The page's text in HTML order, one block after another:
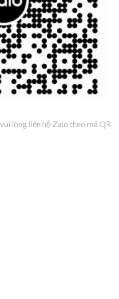
lòng liên hệ Zalo theo mã QR